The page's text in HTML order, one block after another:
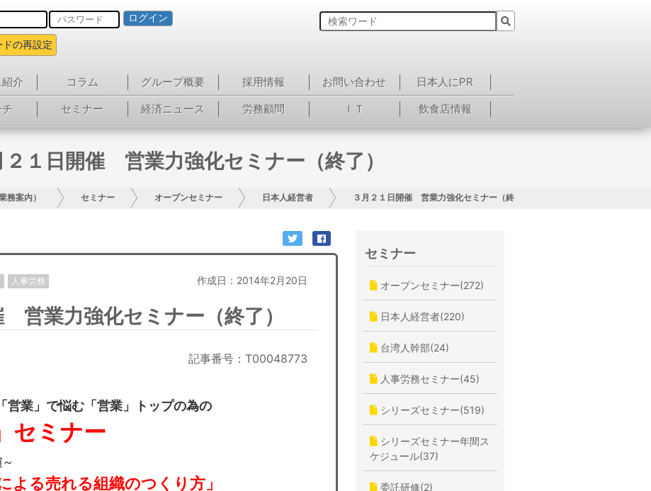
ログイン
の再設定
介 コラム グループ概要 採用情報 お問い合わせ
日本人にPR
チ セミナー 経済ニュース 労務顧問 ＩＴ 飲食店情報
２１日開催 営業力強化セミナー（終了）
務案内） セミナー オープンセミナー 日本人経営者 ３月２１日開催 営業力強化セミナー（終了）
人事労務 作成日：2014年2月20日
営業力強化セミナー（終了）
記事番号：T00048773
業」で悩む「営業」トップの為の
セミナー
よる売れる組織のつくり方」
セミナー
オープンセミナー(272)
日本人経営者(220)
台湾人幹部(24)
人事労務セミナー(45)
シリーズセミナー(519)
シリーズセミナー年間ス
ケジュール(37)
委託研修(2)